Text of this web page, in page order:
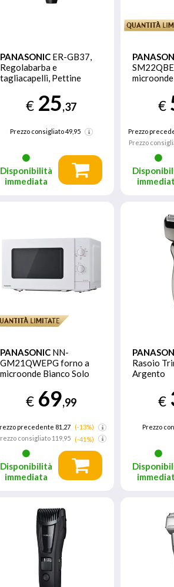
PANASONIC ER-GB37,
Regolabarba e
tagliacapelli, Pettine
€ 25,37
Prezzo consigliato49,95
Disponibilità
immediata
piana 20
€
Prezzo
Prezzo
PANASONIC NN-
GM21QWEPG forno a
microonde Bianco Solo
piana 20 L 800 W
€ 69,99
precedente 81,27
(-13%)
consigliato119,95 (-41%)
Disponibilità
immediata
Rasoio
Argento
€
Prezzo